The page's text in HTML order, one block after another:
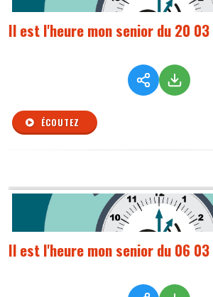
Il est l'heure mon senior du 20
ÉCOUTEZ
Il est l'heure mon senior du 06